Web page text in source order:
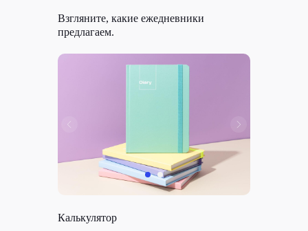
Взгляните, какие ежедневники
предлагаем.
Калькулятор
помогут расслабиться
У людей только одно желание после
тяжелого рабочего дня —
расслабиться. У каждого свои
смотрят сериал, третьи листают